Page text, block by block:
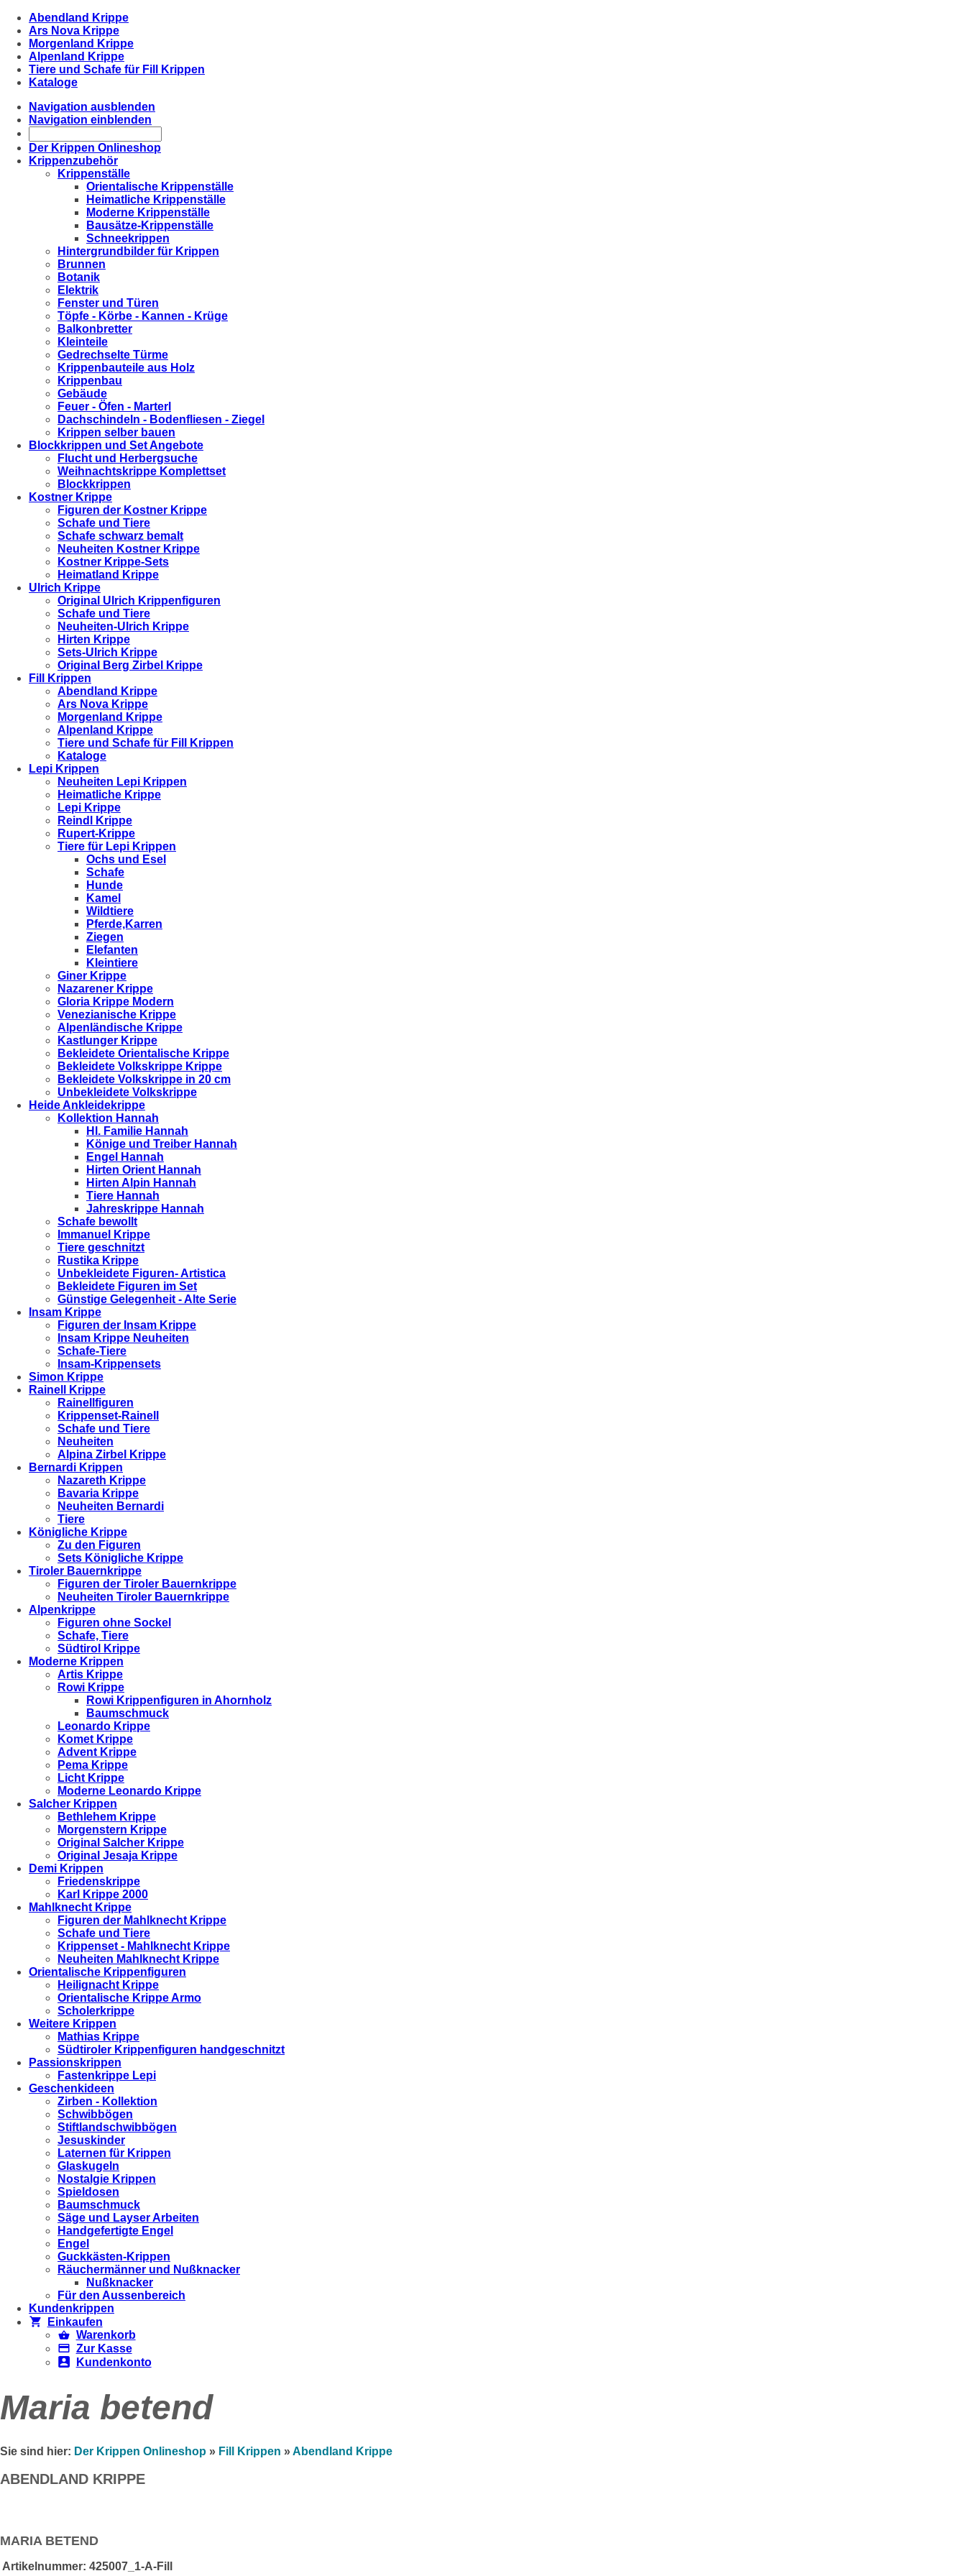
Abendland Krippe
Ars Nova Krippe
Morgenland Krippe
Alpenland Krippe
Tiere und Schafe für Fill Krippen
Kataloge
Navigation ausblenden
Navigation einblenden
Der Krippen Onlineshop
Krippenzubehör
Krippenställe
Orientalische Krippenställe
Heimatliche Krippenställe
Moderne Krippenställe
Bausätze-Krippenställe
Schneekrippen
Hintergrundbilder für Krippen
Brunnen
Botanik
Elektrik
Fenster und Türen
Töpfe - Körbe - Kannen - Krüge
Balkonbretter
Kleinteile
Gedrechselte Türme
Krippenbauteile aus Holz
Krippenbau
Gebäude
Feuer - Öfen - Marterl
Dachschindeln - Bodenfliesen - Ziegel
Krippen selber bauen
Blockkrippen und Set Angebote
Flucht und Herbergsuche
Weihnachtskrippe Komplettset
Blockkrippen
Kostner Krippe
Figuren der Kostner Krippe
Schafe und Tiere
Schafe schwarz bemalt
Neuheiten Kostner Krippe
Kostner Krippe-Sets
Heimatland Krippe
Ulrich Krippe
Original Ulrich Krippenfiguren
Schafe und Tiere
Neuheiten-Ulrich Krippe
Hirten Krippe
Sets-Ulrich Krippe
Original Berg Zirbel Krippe
Fill Krippen
Abendland Krippe
Ars Nova Krippe
Morgenland Krippe
Alpenland Krippe
Tiere und Schafe für Fill Krippen
Kataloge
Lepi Krippen
Neuheiten Lepi Krippen
Heimatliche Krippe
Lepi Krippe
Reindl Krippe
Rupert-Krippe
Tiere für Lepi Krippen
Ochs und Esel
Schafe
Hunde
Kamel
Wildtiere
Pferde,Karren
Ziegen
Elefanten
Kleintiere
Giner Krippe
Nazarener Krippe
Gloria Krippe Modern
Venezianische Krippe
Alpenländische Krippe
Kastlunger Krippe
Bekleidete Orientalische Krippe
Bekleidete Volkskrippe Krippe
Bekleidete Volkskrippe in 20 cm
Unbekleidete Volkskrippe
Heide Ankleidekrippe
Kollektion Hannah
Hl. Familie Hannah
Könige und Treiber Hannah
Engel Hannah
Hirten Orient Hannah
Hirten Alpin Hannah
Tiere Hannah
Jahreskrippe Hannah
Schafe bewollt
Immanuel Krippe
Tiere geschnitzt
Rustika Krippe
Unbekleidete Figuren- Artistica
Bekleidete Figuren im Set
Günstige Gelegenheit - Alte Serie
Insam Krippe
Figuren der Insam Krippe
Insam Krippe Neuheiten
Schafe-Tiere
Insam-Krippensets
Simon Krippe
Rainell Krippe
Rainellfiguren
Krippenset-Rainell
Schafe und Tiere
Neuheiten
Alpina Zirbel Krippe
Bernardi Krippen
Nazareth Krippe
Bavaria Krippe
Neuheiten Bernardi
Tiere
Königliche Krippe
Zu den Figuren
Sets Königliche Krippe
Tiroler Bauernkrippe
Figuren der Tiroler Bauernkrippe
Neuheiten Tiroler Bauernkrippe
Alpenkrippe
Figuren ohne Sockel
Schafe, Tiere
Südtirol Krippe
Moderne Krippen
Artis Krippe
Rowi Krippe
Rowi Krippenfiguren in Ahornholz
Baumschmuck
Leonardo Krippe
Komet Krippe
Advent Krippe
Pema Krippe
Licht Krippe
Moderne Leonardo Krippe
Salcher Krippen
Bethlehem Krippe
Morgenstern Krippe
Original Salcher Krippe
Original Jesaja Krippe
Demi Krippen
Friedenskrippe
Karl Krippe 2000
Mahlknecht Krippe
Figuren der Mahlknecht Krippe
Schafe und Tiere
Krippenset - Mahlknecht Krippe
Neuheiten Mahlknecht Krippe
Orientalische Krippenfiguren
Heilignacht Krippe
Orientalische Krippe Armo
Scholerkrippe
Weitere Krippen
Mathias Krippe
Südtiroler Krippenfiguren handgeschnitzt
Passionskrippen
Fastenkrippe Lepi
Geschenkideen
Zirben - Kollektion
Schwibbögen
Stiftlandschwibbögen
Jesuskinder
Laternen für Krippen
Glaskugeln
Nostalgie Krippen
Spieldosen
Baumschmuck
Säge und Layser Arbeiten
Handgefertigte Engel
Engel
Guckkästen-Krippen
Räuchermänner und Nußknacker
Nußknacker
Für den Aussenbereich
Kundenkrippen
Einkaufen
Warenkorb
Zur Kasse
Kundenkonto
Maria betend
Sie sind hier: Der Krippen Onlineshop » Fill Krippen »Abendland Krippe
ABENDLAND KRIPPE
MARIA BETEND
Artikelnummer: 425007_1-A-Fill